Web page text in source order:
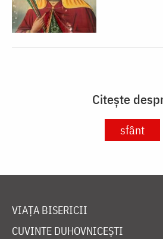
Citește
sfânt
VIAȚA BISERICII
CUVINTE DUHOVNICEȘTI